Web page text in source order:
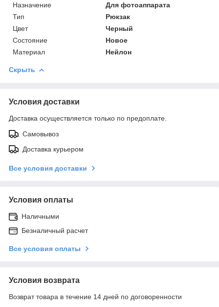
Назначение
Для фотоаппарата
Тип
Рюкзак
Цвет
Черный
Состояние
Новое
Материал
Нейлон
Скрыть
Условия доставки
Доставка осуществляется только по предоплате.
Самовывоз
Доставка курьером
Все условия доставки
Условия оплаты
Наличными
Безналичный расчет
Все условия оплаты
Условия возврата
Возврат товара в течение 14 дней по договоренности